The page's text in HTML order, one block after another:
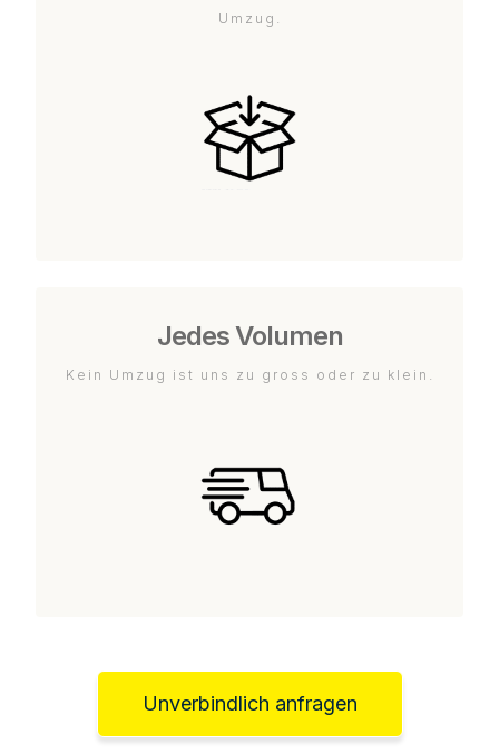
Umzug.
Jedes Volumen
Kein Umzug ist uns zu gross oder zu klein.
Unverbindlich anfragen